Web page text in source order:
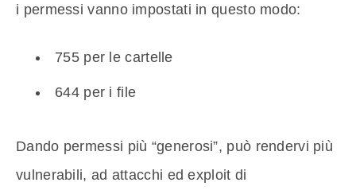
i permessi vanno impostati in questo modo:
755 per le cartelle
644 per i file
Dando permessi più “generosi”, può rendervi più
vulnerabili, ad attacchi ed exploit di